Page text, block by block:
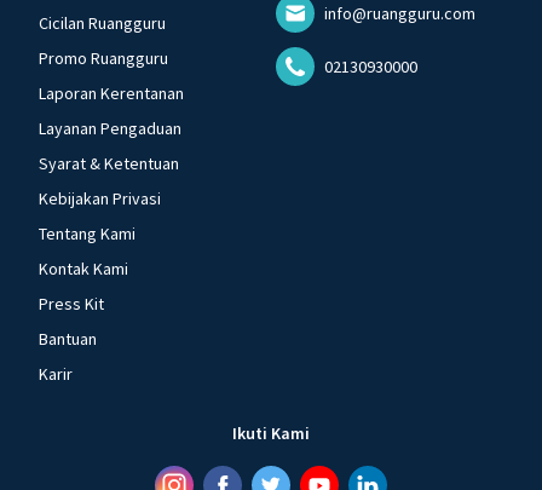
Cicilan Ruangguru
Promo Ruangguru
Laporan Kerentanan
Layanan Pengaduan
Syarat & Ketentuan
Kebijakan Privasi
Tentang Kami
Kontak Kami
Press Kit
Bantuan
Karir
info@ruangguru.com
02130930000
Ikuti Kami